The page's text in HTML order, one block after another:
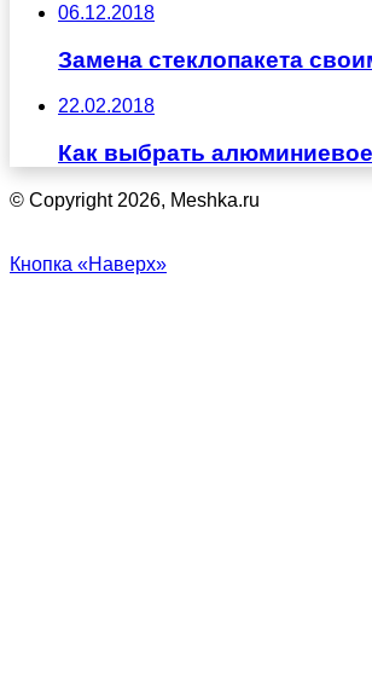
06.12.2018
Замена стеклопакета
22.02.2018
Как выбрать
© Copyright 2026, Meshka.ru
Кнопка «Наверх»